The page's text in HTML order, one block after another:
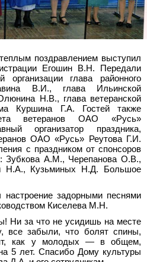
поздравлением выступил
Егошин В.Н. Передали
организации глава районного
В.И., глава Ильинской
Н.В., глава ветеранской
Куршина Г.А. Гостей также
ветеранов ОАО «Русь»
организатор праздника,
ОАО «Русь» Реутова Г.И.
с праздником от спонсоров
Зубкова А.М., Черепанова О.В.,
Н.А., Кузьминых Н.Д. Большое
настроение задорными песнями
Киселева М.Н.
Ни за что не усидишь на месте
все забыли, что болят спины,
как у молодых — в общем,
5 лет. Спасибо Дому культуры